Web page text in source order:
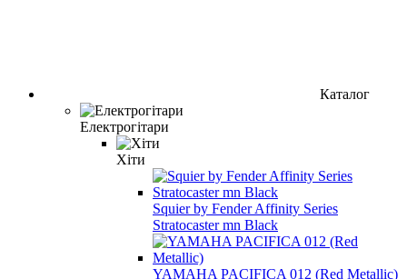
Каталог
Електрогітари
Хіти
Squier by Fender Affinity Series
Stratocaster mn Black
YAMAHA PACIFICA 012 (Red Metallic)